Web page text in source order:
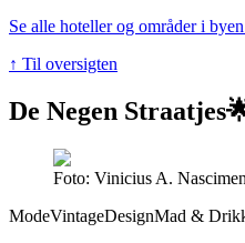
Se alle hoteller og områder i
↑ Til oversigten
De Negen Straatjes
Foto: Vinicius A.
ModeVintageDesignMad &